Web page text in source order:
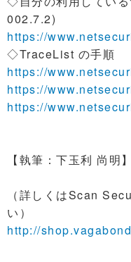
002.7.2)
https://
◇TraceList の手順
https://
https://
https://
【執筆：下玉利 尚明】
（詳しくはScan
い）
http://